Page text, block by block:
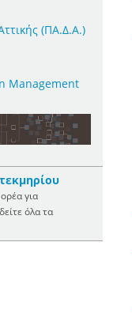
(ΠΑ.Δ.Α.)
Management
για
όλα τα